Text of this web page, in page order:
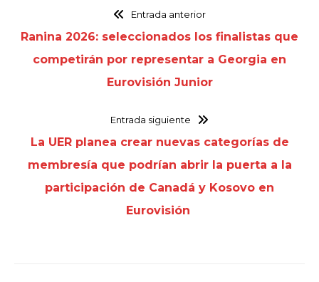
Entrada anterior
Ranina 2026: seleccionados los finalistas que
competirán por representar a Georgia en
Eurovisión Junior
Entrada siguiente
La UER planea crear nuevas categorías de
membresía que podrían abrir la puerta a la
participación de Canadá y Kosovo en
Eurovisión